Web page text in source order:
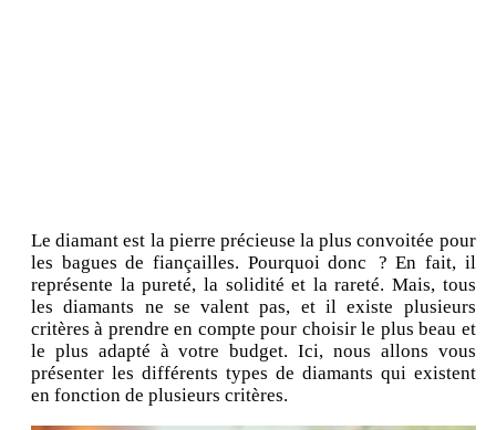
Le diamant est la pierre précieuse la plus convoitée pour
les bagues de fiançailles. Pourquoi donc ? En fait, il
représente la pureté, la solidité et la rareté. Mais, tous
les diamants ne se valent pas, et il existe plusieurs
critères à prendre en compte pour choisir le plus beau et
le plus adapté à votre budget. Ici, nous allons vous
présenter les différents types de diamants qui existent
en fonction de plusieurs critères.